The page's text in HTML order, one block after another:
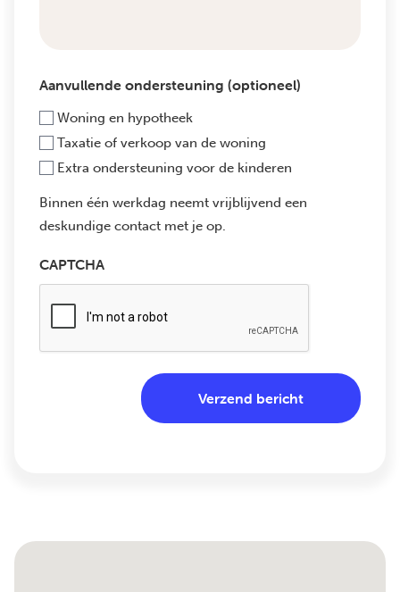
Aanvullende ondersteuning (optioneel)
Woning en hypotheek
Taxatie of verkoop van de woning
Extra ondersteuning voor de kinderen
Binnen één werkdag neemt vrijblijvend een
deskundige contact met je op.
CAPTCHA